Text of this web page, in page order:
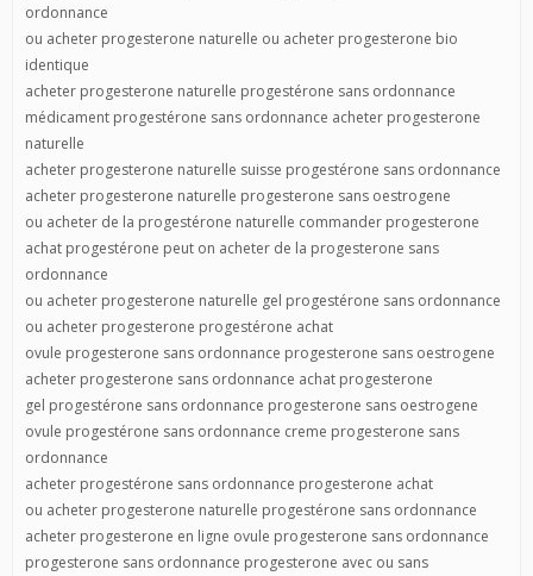
ordonnance
ou acheter progesterone naturelle ou acheter progesterone bio
identique
acheter progesterone naturelle progestérone sans ordonnance
médicament progestérone sans ordonnance acheter progesterone
naturelle
acheter progesterone naturelle suisse progestérone sans ordonnance
acheter progesterone naturelle progesterone sans oestrogene
ou acheter de la progestérone naturelle commander progesterone
achat progestérone peut on acheter de la progesterone sans
ordonnance
ou acheter progesterone naturelle gel progestérone sans ordonnance
ou acheter progesterone progestérone achat
ovule progesterone sans ordonnance progesterone sans oestrogene
acheter progesterone sans ordonnance achat progesterone
gel progestérone sans ordonnance progesterone sans oestrogene
ovule progestérone sans ordonnance creme progesterone sans
ordonnance
acheter progestérone sans ordonnance progesterone achat
ou acheter progesterone naturelle progestérone sans ordonnance
acheter progesterone en ligne ovule progesterone sans ordonnance
progesterone sans ordonnance progesterone avec ou sans